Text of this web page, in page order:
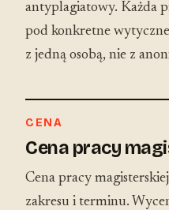
antyplagiatowy. Każda
pod konkretne
z jedną osobą, nie z
CENA
Cena pracy
Cena pracy
zakresu i terminu.